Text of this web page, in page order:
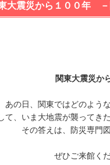
大震災から１００年
関東大震災か
あの日、関東ではどのよう
て、いま大地震が襲ってき
その答えは、防災専門
ぜひご来館く